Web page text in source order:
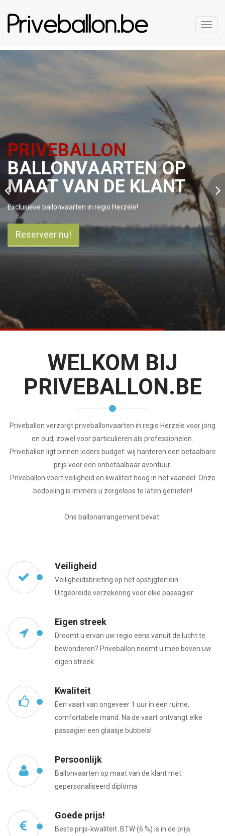
PRIVEBALLON
BALLONVAARTEN OP
MAAT VAN DE KLANT
Exclusieve ballonvaarten in regio Herzele!
Reserveer nu!
WELKOM BIJ
PRIVEBALLON.BE
Priveballon verzorgt priveballonvaarten in regio Herzele voor jong
en oud, zowel voor particulieren als professionelen.
Priveballon ligt binnen ieders budget: wij hanteren een betaalbare
prijs voor een onbetaalbaar avontuur.
Priveballon voert veiligheid en kwaliteit hoog in het vaandel. Onze
bedoeling is immers u zorgeloos te laten genieten!
Ons ballonarrangement bevat:
Veiligheid
Veiligheidsbriefing op het opstijgterrein.
Uitgebreide verzekering voor elke passagier
Eigen streek
Droomt u ervan uw regio eens vanuit de lucht te
bewonderen? Priveballon neemt u mee boven uw
eigen streek
Kwaliteit
Een vaart van ongeveer 1 uur in een ruime,
comfortabele mand. Na de vaart ontvangt elke
passagier een glaasje bubbels!
Persoonlijk
Ballonvaarten op maat van de klant met
gepersonaliseerd diploma
Goede prijs!
Beste prijs-kwaliteit. BTW (6 %) is in de prijs